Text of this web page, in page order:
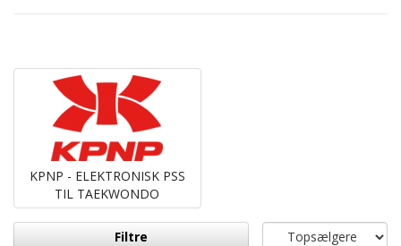
KPNP - ELEKTRONISK PSS
TIL TAEKWONDO
Filtre